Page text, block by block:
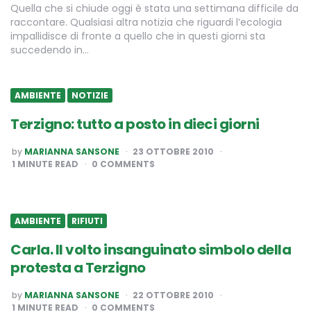
Quella che si chiude oggi è stata una settimana difficile da
raccontare. Qualsiasi altra notizia che riguardi l’ecologia
impallidisce di fronte a quello che in questi giorni sta
succedendo in…
AMBIENTE NOTIZIE
Terzigno: tutto a posto in dieci giorni
POSTED
BY
by MARIANNA SANSONE
23 OTTOBRE 2010
1 MINUTE READ 0 COMMENTS
AMBIENTE RIFIUTI
Carla. Il volto insanguinato simbolo della
protesta a Terzigno
POSTED
BY
by MARIANNA SANSONE
22 OTTOBRE 2010
1 MINUTE READ 0 COMMENTS